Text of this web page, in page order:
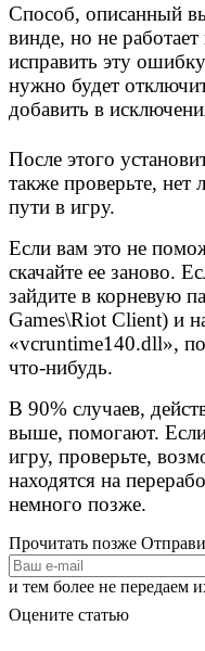
Способ, описанный
винде, но не
исправить эту
нужно будет
добавить в
После этого
также проверьте,
пути в игру.
Если вам это не
скачайте ее заново.
зайдите в корневую
Games\Riot Client) и
«vcruntime140.dll»,
что-нибудь.
В 90% случаев,
выше, помогают. Если
игру, проверьте,
находятся на
немного позже.
Прочитать позже
и тем более не передаем
Оцените статью